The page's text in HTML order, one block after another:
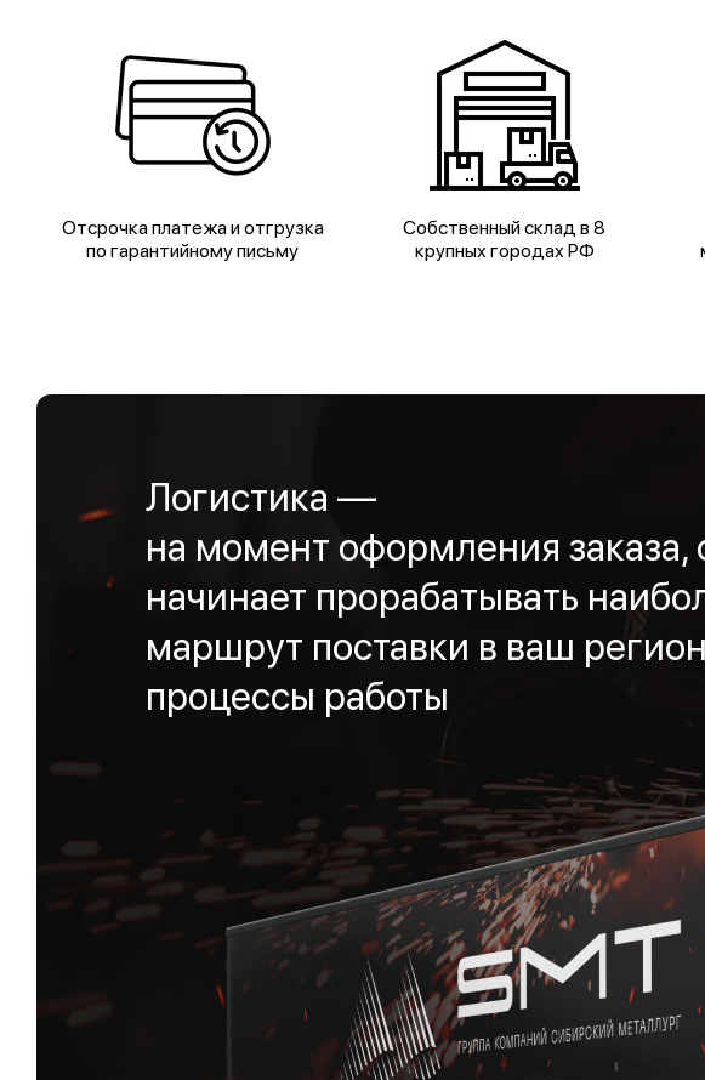
Отсрочка платежа и отгрузка
по гарантийному письму
Собственный склад в 8
крупных городах РФ
Логистика —
на момент оформления заказа,
начинает прорабатывать
маршрут поставки в ваш
процессы работы